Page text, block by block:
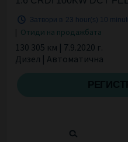
Затвори в 23 hour(s) 10
| Отиди на продажбата
130 305 км | 7.9.2020 г.
Дизел | Автоматична